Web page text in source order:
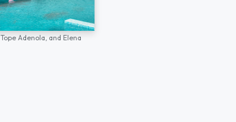
Tope Adenola, and Elena